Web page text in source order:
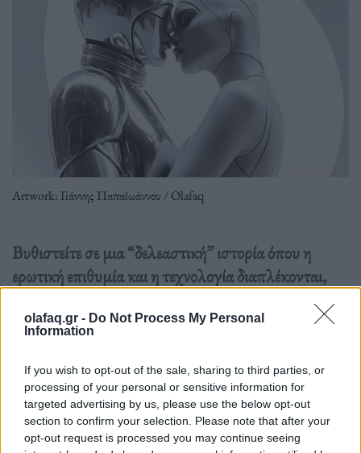
olafaq.gr - Do Not Process My Personal
Information
If you wish to opt-out of the sale, sharing to third parties, or
processing of your personal or sensitive information for
targeted advertising by us, please use the below opt-out
section to confirm your selection. Please note that after your
opt-out request is processed you may continue seeing
Artwork: Γιάννης Παπαϊωάννου / Olafaq
Βυθιστείτε σε μια “δελεαστική” ιστορία όπου η
ερωτική επιθυμία και η τεχνολογία διαπλέκονται,
εξερευνώντας τον μεθυστικό κόσμο του κυβερνοσέξ
σε όλη του την προκλητική γοητεία.
Διαβάστε περισσότερα→